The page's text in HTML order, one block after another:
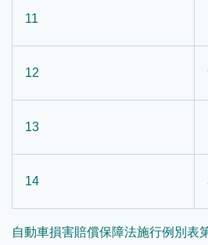
11
12
13
14
自動車損害賠償保障法施行例別表